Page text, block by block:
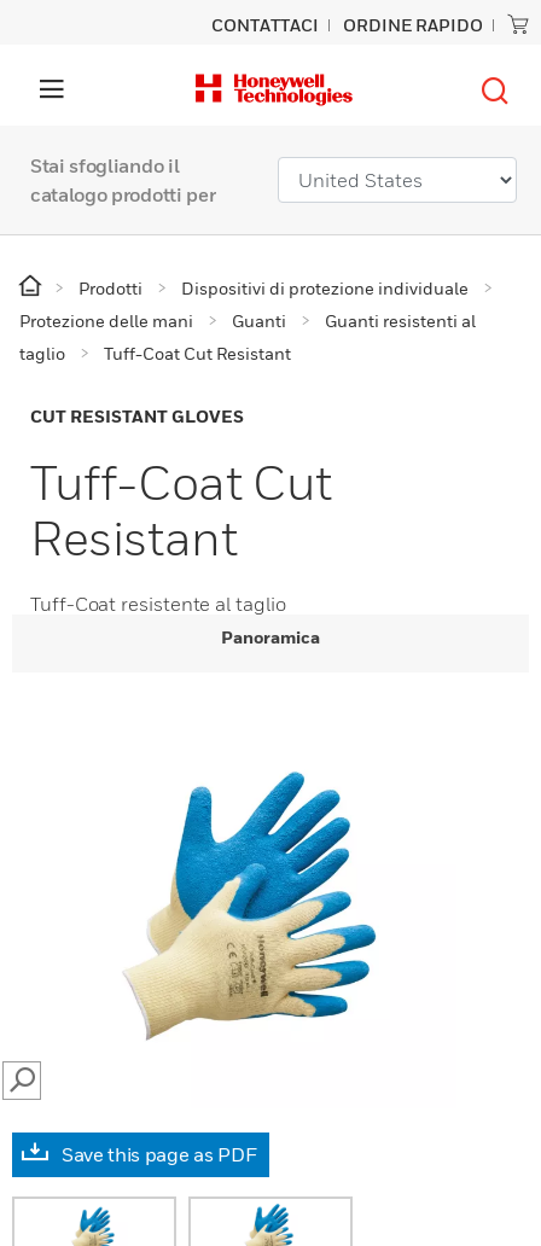
CONTATTACI ORDINE RAPIDO
Stai sfogliando il
catalogo prodotti per
Prodotti
Dispositivi di protezione individuale
Protezione delle mani
Guanti
Guanti resistenti al
taglio
Tuff-Coat Cut Resistant
CUT RESISTANT GLOVES
Tuff-Coat Cut
Resistant
Tuff-Coat resistente al taglio
Panoramica
SEARCH
Save this page as PDF